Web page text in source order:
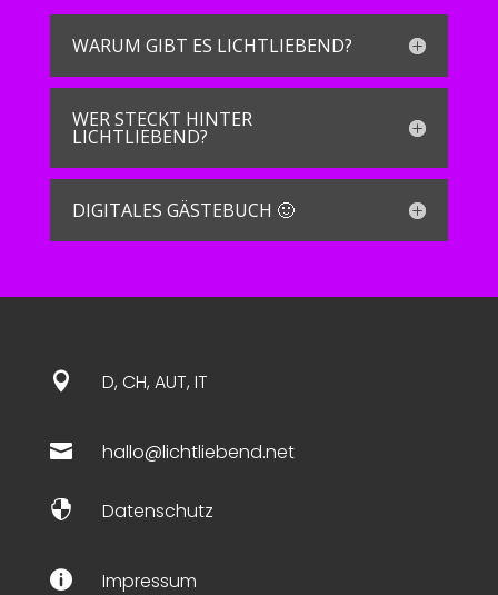
WARUM GIBT ES LICHTLIEBEND?
WER STECKT HINTER
LICHTLIEBEND?
DIGITALES GÄSTEBUCH 🙂
 D, CH, AUT, IT
 hallo@lichtliebend.net
 Datenschutz
 Impressum